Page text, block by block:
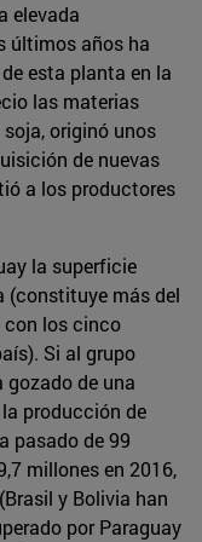
elevada
últimos años ha
esta planta en la
las materias
originó unos
de nuevas
a los productores
la superficie
(constituye más del
con los cinco
Si al grupo
gozado de una
producción de
pasado de 99
millones en 2016,
y Bolivia han
por Paraguay